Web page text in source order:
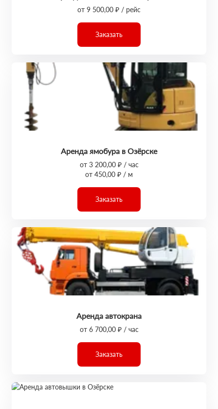
от 9 500,00 ₽ / рейс
Заказать
Аренда ямобура в Озёрске
от 3 200,00 ₽ / час
от 450,00 ₽ / м
Заказать
Аренда автокрана
от 6 700,00 ₽ / час
Заказать